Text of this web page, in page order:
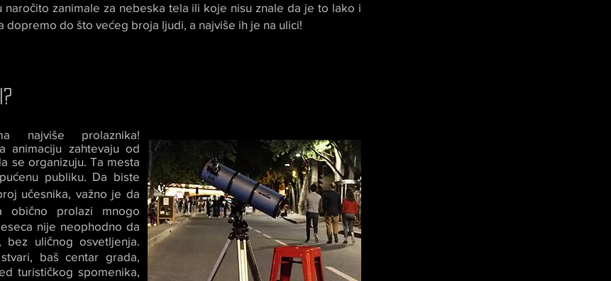
zanimale za nebeska tela ili koje nisu znale da je to lako i
dopremo do što većeg broja ljudi, a najviše ih je na ulici!
najviše prolaznika!
animaciju zahtevaju od
se organizuju. Ta mesta
publiku. Da biste
učesnika, važno je da
obično prolazi mnogo
nije neophodno da
uličnog osvetljenja.
baš centar grada,
turističkog spomenika,